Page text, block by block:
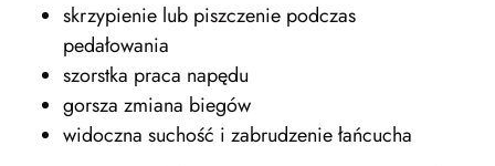
skrzypienie lub piszczenie podczas
pedałowania
szorstka praca napędu
gorsza zmiana biegów
widoczna suchość i zabrudzenie łańcucha